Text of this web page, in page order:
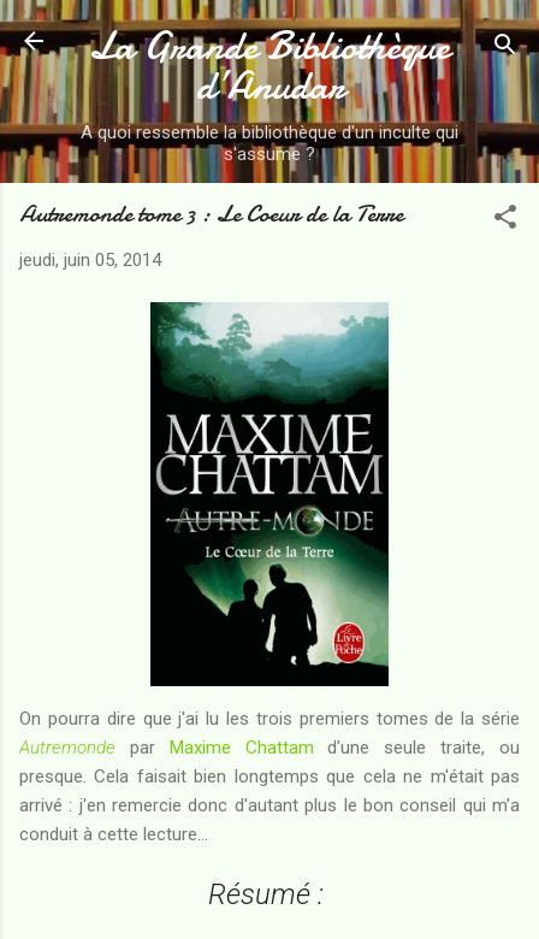
Accéder au contenu principal
La Grande Bibliothèque
d’Anudar
A quoi ressemble la bibliothèque d'un inculte qui
s'assume ?
Autremonde tome 3 : Le Coeur de la Terre
jeudi, juin 05, 2014
On pourra dire que j'ai lu les trois premiers tomes de la série
Autremonde par Maxime Chattam d'une seule traite, ou
presque. Cela faisait bien longtemps que cela ne m'était pas
arrivé : j'en remercie donc d'autant plus le bon conseil qui m'a
conduit à cette lecture...
Résumé :